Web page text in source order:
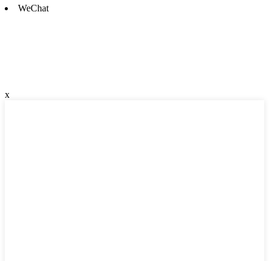
WeChat
x